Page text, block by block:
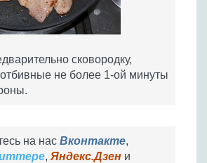
сковородку,
не более 1-ой минуты
на нас Вконтакте,
, Яндекс.Дзен и